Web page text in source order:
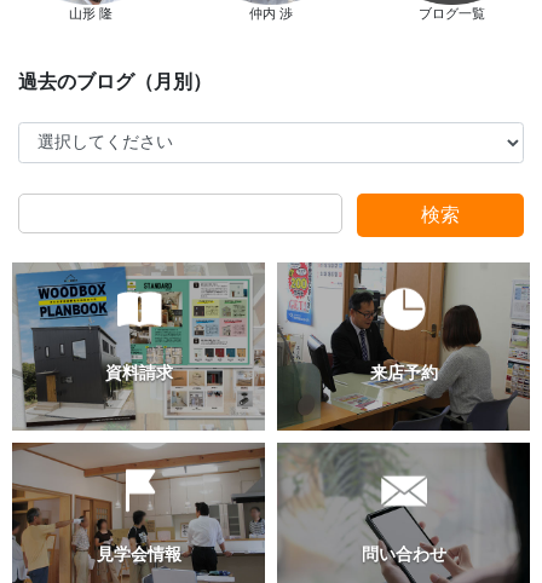
山形 隆 仲内 渉 ブログ一覧
検索